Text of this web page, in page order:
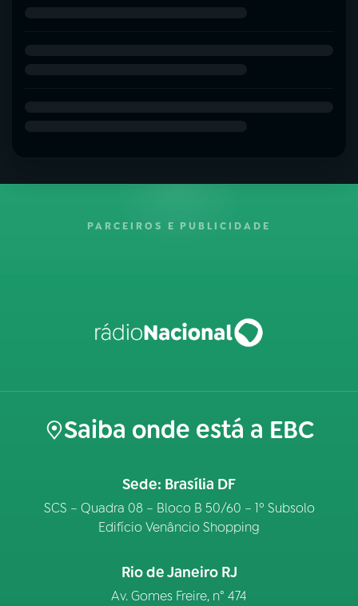
PARCEIROS E PUBLICIDADE
Saiba onde está a EBC
Sede: Brasília DF
SCS – Quadra 08 – Bloco B 50/60 – 1º Subsolo
Edifício Venâncio Shopping
Rio de Janeiro RJ
Av. Gomes Freire, n° 474